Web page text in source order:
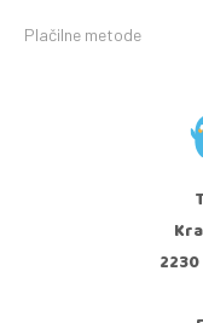
Plačilne metode